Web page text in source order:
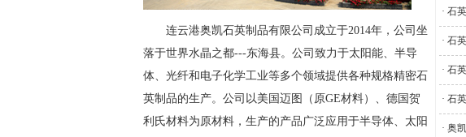
连云港奥凯石英制品有限公司成立于2014年，公司坐
落于世界水晶之都---东海县。公司致力于太阳能、半导
体、光纤和电子化学工业等多个领域提供各种规格精密石
英制品的生产。公司以美国迈图（原GE材料）、德国贺
利氏材料为原材料，生产的产品广泛应用于半导体、太阳
· 石
· 石
· 石
· 石
· 奥